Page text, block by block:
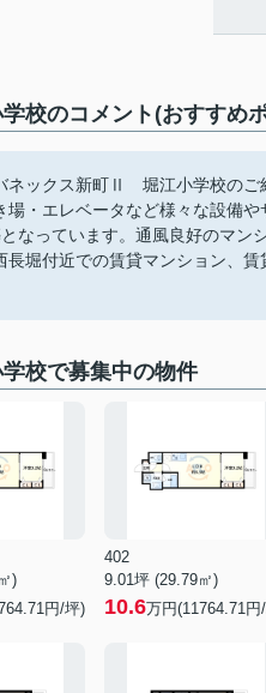
校のコメント(おすすめ
ネックス新町Ⅱ 堀江小学校のご
・エレベータなど様々な設備
なっています。通風良好のマ
堀付近での賃貸マンション、
校で募集中の物件
)
円/坪)
402
9.01坪 (29.79㎡)
10.6万円(11764.71円